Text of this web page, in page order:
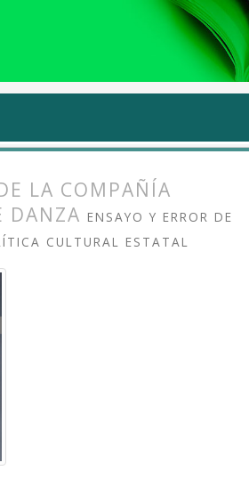
LA COMPAÑÍA
DANZA ENSAYO Y ERROR DE
CULTURAL ESTATAL